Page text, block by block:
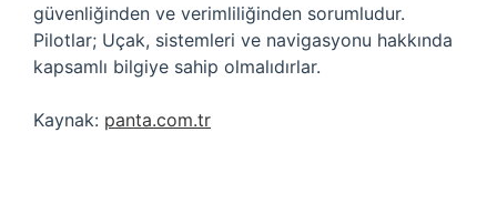
güvenliğinden ve verimliliğinden sorumludur.
Pilotlar; Uçak, sistemleri ve navigasyonu hakkında
kapsamlı bilgiye sahip olmalıdırlar.
Kaynak: panta.com.tr